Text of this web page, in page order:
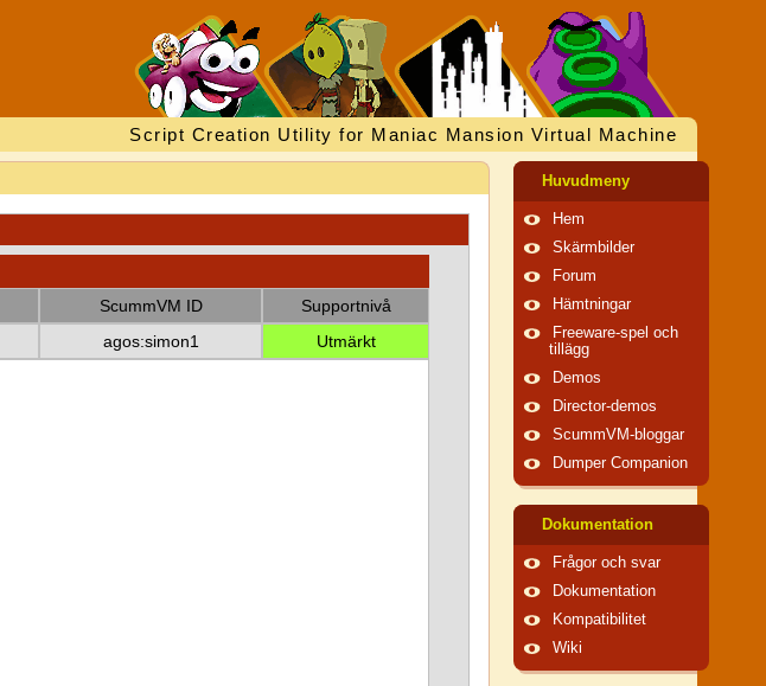
Script Creation Utility for Maniac Mansion Virtual Machine
ScummVM ID
Supportnivå
agos:simon1 Utmärkt
Huvudmeny
Hem
Skärmbilder
Forum
Hämtningar
Freeware-spel och
tillägg
Demos
Director-demos
ScummVM-bloggar
Dumper Companion
Dokumentation
Frågor och svar
Dokumentation
Kompatibilitet
Wiki